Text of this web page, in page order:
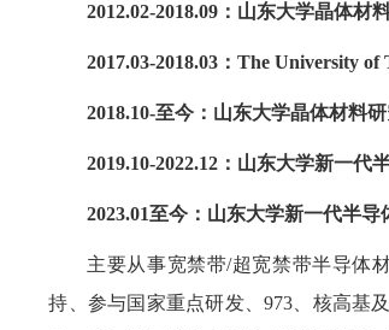
2012.02-2018.09：山东大学晶体材
2017.03-2018.03：The University of
2018.10-至今 ：山东大学晶体材料
2019.10-2022.12： 山东大学新一代
2023.01至今 ： 山东大学新一代半导
主要从事宽禁带/超宽禁带半导体
持、参与国家重点研发、973、核高基